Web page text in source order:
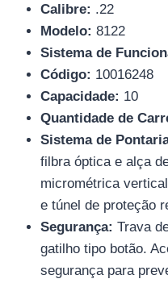
Calibre: .22
Modelo: 8122
Sistema de
Código: 10016248
Capacidade: 10
Quantidade de
Sistema de
filbra óptica e alça
micrométrica
e túnel de proteção
Segurança: Trava
gatilho tipo botão.
segurança para